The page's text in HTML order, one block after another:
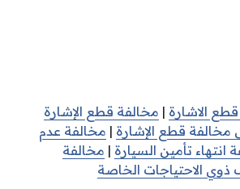
الاشارة | مخالفة قطع الإشارة
مخالفة قطع الإشارة | مخالفة عدم
انتهاء تأمين السيارة | مخالفة
الاحتياجات الخاصة